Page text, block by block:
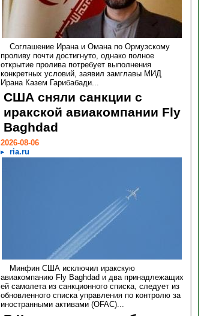
Соглашение Ирана и Омана по Ормузскому
проливу почти достигнуто, однако полное
открытие пролива потребует выполнения
конкретных условий, заявил замглавы МИД
Ирана Казем Гарибабади...
США сняли санкции с
иракской авиакомпании Fly
Baghdad
2026-08-06
ria.ru
Минфин США исключил иракскую
авиакомпанию Fly Baghdad и два принадлежащих
ей самолета из санкционного списка, следует из
обновленного списка управления по контролю за
иностранными активами (OFAC)...